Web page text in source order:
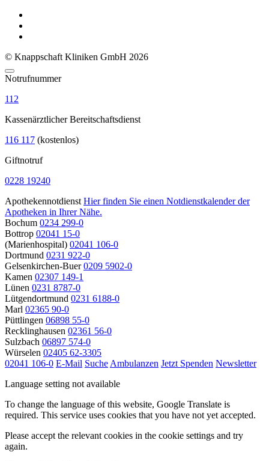
© Knappschaft Kliniken GmbH 2026
Notrufnummer
112
Kassenärztlicher Bereitschaftsdienst
116 117 (kostenlos)
Giftnotruf
0228 19240
Apothekennotdienst Hier finden Sie einen Notdienstkalender der
Apotheken in Ihrer Nähe.
Bochum 0234 299-0
Bottrop 02041 15-0
(Marienhospital) 02041 106-0
Dortmund 0231 922-0
Gelsenkirchen-Buer 0209 5902-0
Kamen 02307 149-1
Lünen 0231 8787-0
Lütgendortmund 0231 6188-0
Marl 02365 90-0
Püttlingen 06898 55-0
Recklinghausen 02361 56-0
Sulzbach 06897 574-0
Würselen 02405 62-3305
02041 106-0 E-Mail Suche Ambulanzen Jetzt Spenden Newsletter
Language setting not available
To change the language of this website, Google Translate is
required. This service uses cookies that you have not yet accepted.
Please accept the relevant cookies in the cookie settings and try
again.